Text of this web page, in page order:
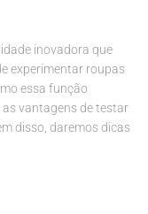
inovadora que
experimentar roupas
essa função
vantagens de testar
disso, daremos dicas